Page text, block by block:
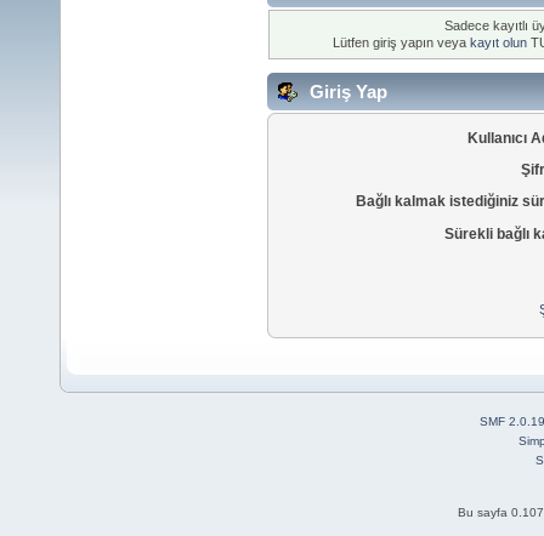
Sadece kayıtlı
Lütfen giriş yapın veya kayıt olun
Giriş Yap
Kullanıcı
Bağlı kalmak istediğiniz
Sürekli bağlı
SMF 2.0.19
Bu sayfa